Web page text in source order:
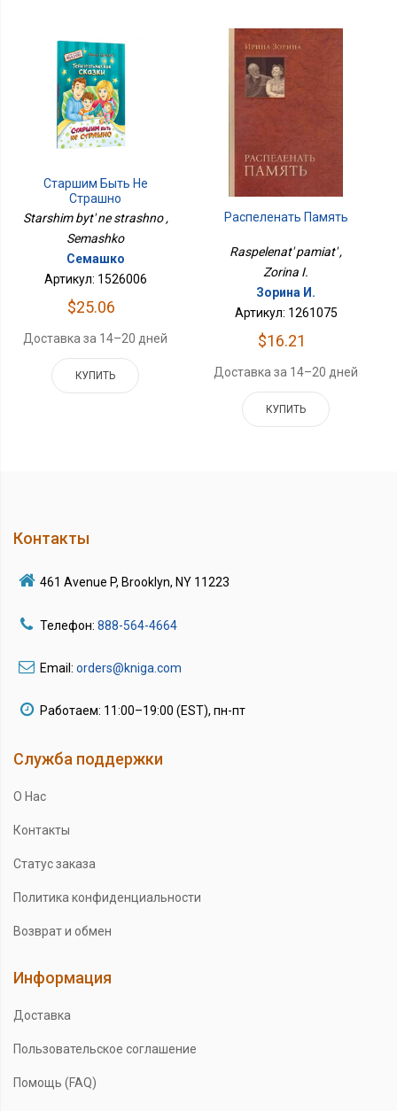
Старшим Быть Не
Страшно
Starshim byt' ne strashno ,
Semashko
Семашко
Артикул: 1526006
$25.06
Доставка за 14–20 дней
КУПИТЬ
Распеленать Память
Raspelenat' pamiat' ,
Zorina I.
Зорина И.
Артикул: 1261075
$16.21
Доставка за 14–20 дней
КУПИТЬ
Контакты
461 Avenue P, Brooklyn, NY 11223
Телефон: 888-564-4664
Email: orders@kniga.com
Работаем: 11:00–19:00 (EST), пн-пт
Служба поддержки
О Нас
Контакты
Статус заказа
Политика конфиденциальности
Возврат и обмен
Информация
Доставка
Пользовательское соглашение
Помощь (FAQ)